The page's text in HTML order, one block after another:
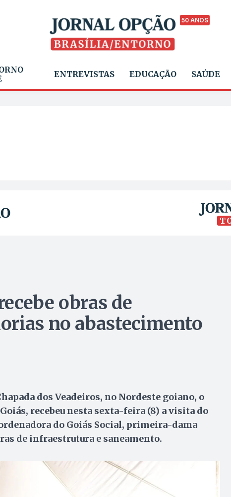
50 ANOS
ENTREVISTAS EDUCAÇÃO SAÚDE
obras de
no abastecimento
dos Veadeiros, no Nordeste goiano, o
recebeu nesta sexta-feira (8) a visita do
do Goiás Social, primeira-dama
de infraestrutura e saneamento.